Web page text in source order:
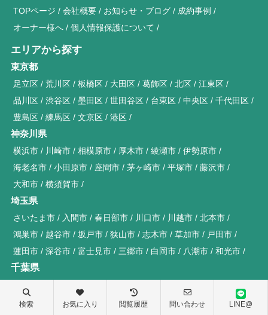
TOPページ 会社概要 お知らせ・ブログ
成約事例
オーナー様へ
個人情報保護について
エリアから探す
東京都
足立区 荒川区 板橋区 大田区 葛飾区 北区
江東区
品川区
渋谷区 墨田区 世田谷区 台東区 中央区
千代田区
豊島区
練馬区 文京区 港区
神奈川県
横浜市 川崎市 相模原市 厚木市 綾瀬市
伊勢原市
海老名市
小田原市 座間市 茅ヶ崎市 平塚市
藤沢市
大和市
横須賀市
埼玉県
さいたま市 入間市 春日部市 川口市 川越市
北本市
鴻巣市
越谷市 坂戸市 狭山市 志木市 草加市
戸田市
蓮田市
深谷市 富士見市 三郷市 白岡市 八潮市 和光市
千葉県
佐倉市
匝瑳市 習志野市 成田市 富津市 船橋市
松戸市
検索 お気に入り 閲覧履歴 問い合わせ LINE@